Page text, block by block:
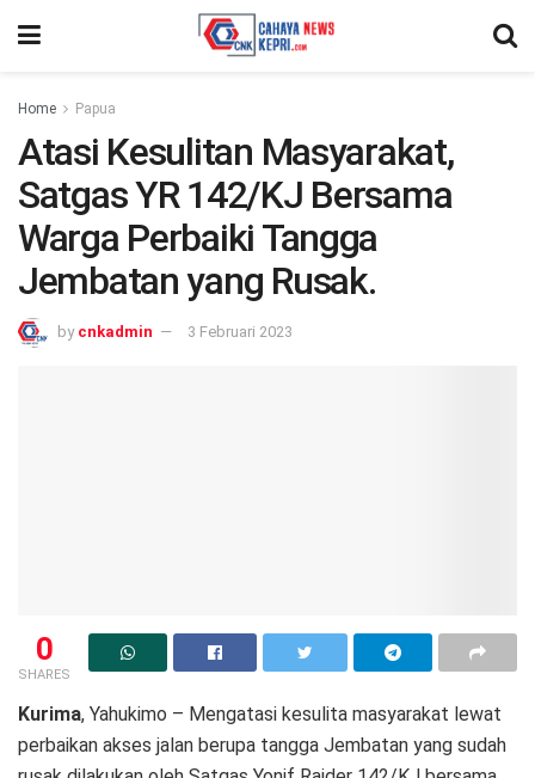
Home Papua
Atasi Kesulitan Masyarakat,
Satgas YR 142/KJ Bersama
Warga Perbaiki Tangga
Jembatan yang Rusak.
by cnkadmin 3 Februari 2023
0
SHARES
Kurima, Yahukimo – Mengatasi kesulita masyarakat lewat
perbaikan akses jalan berupa tangga Jembatan yang sudah